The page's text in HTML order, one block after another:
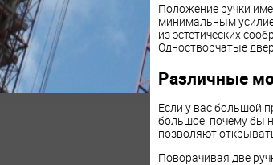
Положение ручки
минимальным
из эстетических
Одностворчатые
Различные
Если у вас большой
большое, почему бы
позволяют
Поворачивая две